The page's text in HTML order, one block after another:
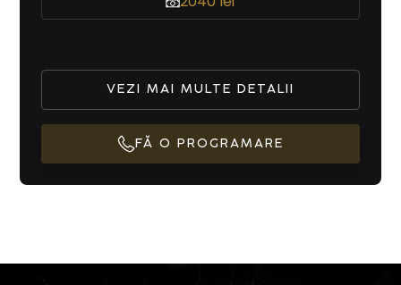
VEZI MAI MULTE DETALII
FĂ O PROGRAMARE